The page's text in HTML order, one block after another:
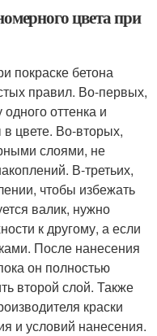
цвета при
покраске бетона
правил. Во-первых,
оттенка и
цвете. Во-вторых,
слоями, не
В-третьих,
чтобы избежать
валик, нужно
к другому, а если
После нанесения
он полностью
второй слой. Также
краски
и условий нанесения.